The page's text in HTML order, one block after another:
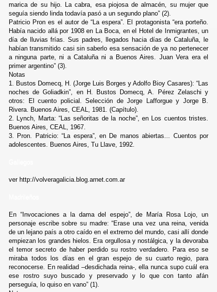
marica de su hijo. La cabra, esa piojosa de almacén, su mujer que
seguía siendo linda todavía pasó a un segundo plano” (2).
Patricio Pron es el autor de “La espera”. El protagonista “era porteño.
Había nacido allá por 1908 en La Boca, en el Hotel de Inmigrantes, un
día de lluvias frías. Sus padres, llegados hacia días de Cataluña, le
habían transmitido casi sin saberlo esa sensación de ya no pertenecer
a ninguna parte, ni a Cataluña ni a Buenos Aires. Juan Vera era el
primer argentino” (3).
Notas
1. Bustos Domecq, H. (Jorge Luis Borges y Adolfo Bioy Casares): “Las
noches de Goliadkin”, en H. Bustos Domecq, A. Pérez Zelaschi y
otros: El cuento policial. Selección de Jorge Lafforgue y Jorge B.
Rivera. Buenos Aires, CEAL, 1981. (Capítulo).
2. Lynch, Marta: “Las señoritas de la noche”, en Los cuentos tristes.
Buenos Aires, CEAL, 1967.
3. Pron. Patricio: “La espera”, en De manos abiertas... Cuentos por
adolescentes. Buenos Aires, Tu Llave, 1992.
ver http://volveragalicia.blog.arnet.com.ar
En “Invocaciones a la dama del espejo”, de María Rosa Lojo, un
personaje escribe sobre su madre: “Erase una vez una reina, venida
de un lejano país a otro caído en el extremo del mundo, casi allí donde
empiezan los grandes hielos. Era orgullosa y nostálgica, y la devoraba
el temor secreto de haber perdido su rostro verdadero. Para eso se
miraba todos los días en el gran espejo de su cuarto regio, para
reconocerse. En realidad –desdichada reina-, ella nunca supo cuál era
ese rostro suyo buscado y preservado y lo que con tanto afán
perseguía, lo quiso en vano” (1).